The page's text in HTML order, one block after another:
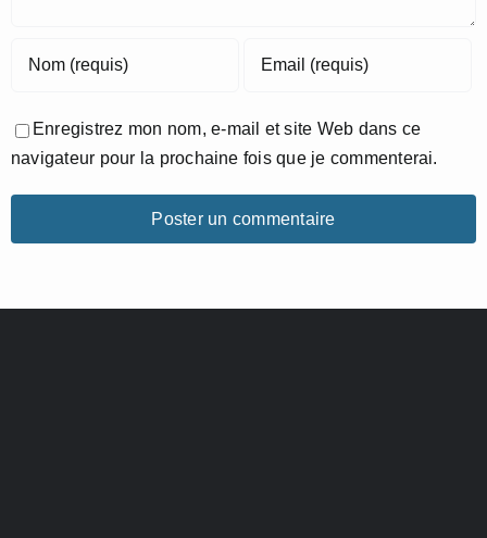
Enregistrez mon nom, e-mail et site Web dans ce
navigateur pour la prochaine fois que je commenterai.